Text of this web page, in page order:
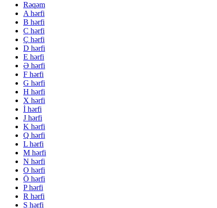
Rəqəm
A hərfi
B hərfi
C hərfi
Ç hərfi
D hərfi
E hərfi
Ə hərfi
F hərfi
G hərfi
H hərfi
X hərfi
İ hərfi
J hərfi
K hərfi
Q hərfi
L hərfi
M hərfi
N hərfi
O hərfi
Ö hərfi
P hərfi
R hərfi
S hərfi